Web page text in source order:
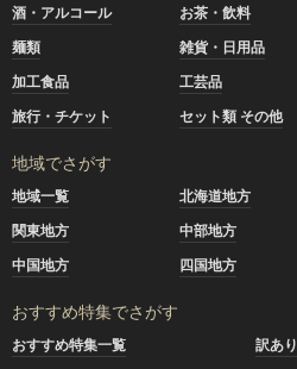
酒・アルコール
お茶・飲料
麺類
雑貨・日用品
加工食品
工芸品
旅行・チケット
セット類 その他
地域でさがす
地域一覧 北海道地方
関東地方
中部地方
中国地方
四国地方
おすすめ特集でさがす
おすすめ特集一覧
訳あ